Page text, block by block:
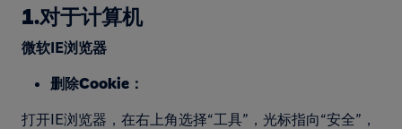
1.对于计算机
微软IE浏览器
删除Cookie ：
打开IE浏览器，在右上角选择“工具”，光标指向“安全”，